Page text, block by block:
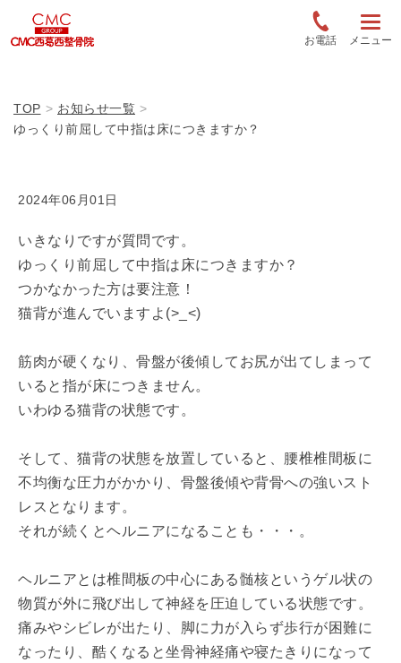
お電話 メニュー
TOP
お知らせ一覧
ゆっくり前屈して中指は床につきますか？
2024年06月01日
いきなりですが質問です。
ゆっくり前屈して中指は床につきますか？
つかなかった方は要注意！
猫背が進んでいますよ(>_<)
筋肉が硬くなり、骨盤が後傾してお尻が出てしまって
いると指が床につきません。
いわゆる猫背の状態です。
そして、猫背の状態を放置していると、腰椎椎間板に
不均衡な圧力がかかり、骨盤後傾や背骨への強いスト
レスとなります。
それが続くとヘルニアになることも・・・。
ヘルニアとは椎間板の中心にある髄核というゲル状の
物質が外に飛び出して神経を圧迫している状態です。
痛みやシビレが出たり、脚に力が入らず歩行が困難に
なったり、酷くなると坐骨神経痛や寝たきりになって